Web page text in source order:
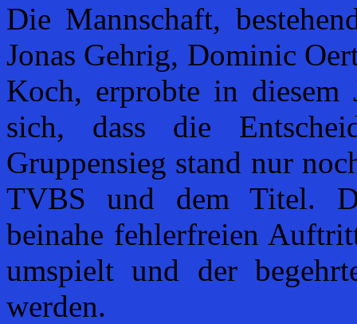
Die Mannschaft,
Jonas Gehrig, Dominic
Koch, erprobte in diesem
sich, dass die
Gruppensieg stand nur
TVBS und dem Titel.
beinahe fehlerfreien
umspielt und der
werden.